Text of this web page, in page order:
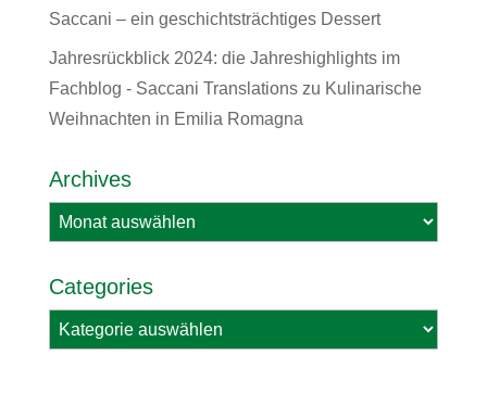
Saccani – ein geschichtsträchtiges Dessert
Jahresrückblick 2024: die Jahreshighlights im
Fachblog - Saccani Translationszu Kulinarische
Weihnachten in Emilia Romagna
Archives
Archives
Categories
Categories